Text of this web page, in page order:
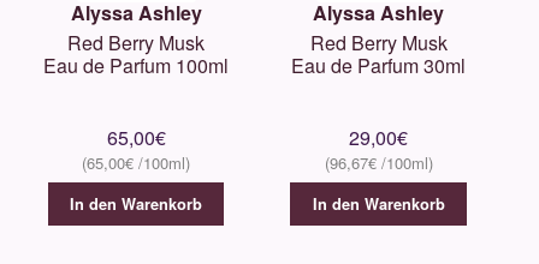
Alyssa Ashley
Red Berry Musk
Eau de Parfum 100ml
65,00€
65,00€
In den Warenkorb
Alyssa Ashley
Red Berry Musk
Eau de Parfum 30ml
29,00€
96,67€
In den Warenkorb